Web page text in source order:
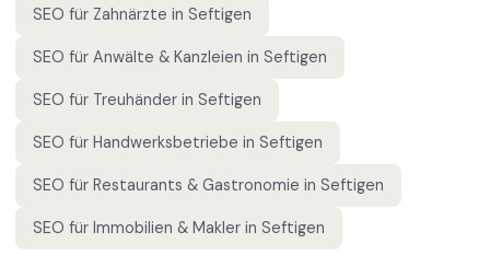
SEO für Zahnärzte in Seftigen
SEO für Anwälte & Kanzleien in Seftigen
SEO für Treuhänder in Seftigen
SEO für Handwerksbetriebe in Seftigen
SEO für Restaurants & Gastronomie in Seftigen
SEO für Immobilien & Makler in Seftigen